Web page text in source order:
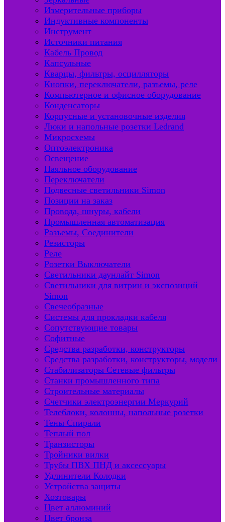
Измерительные приборы
Индуктивные компоненты
Инструмент
Источники питания
Кабель Провод
Капсульные
Кварцы, фильтры, осцилляторы
Кнопки, переключатели, разъемы, реле
Компьютерное и офисное оборудование
Конденсаторы
Корпусные и установочные изделия
Люки и напольные розетки Ledrand
Микросхемы
Оптоэлектроника
Освещение
Паяльное оборудование
Переключатели
Подвесные светильники Simon
Позиции на заказ
Провода, шнуры, кабели
Промышленная автоматизация
Разъемы, Соединители
Резисторы
Реле
Розетки Выключатели
Светильники даунлайт Simon
Светильники для витрин и экспозиций
Simon
Свечеобразные
Системы для прокладки кабеля
Сопутствующие товары
Софитные
Средства разработки, конструкторы
Средства разработки, конструкторы, модели
Стабилизаторы Сетевые фильтры
Станки промышленного типа
Строительные материалы
Счетчики электроэнергии Меркурий
Телеблоки, колонны, напольные розетки
Тены Спирали
Теплый пол
Транзисторы
Тройники вилки
Трубы ПВХ ПНД и аксессуары
Удлинители Колодки
Устройства защиты
Хозтовары
Цвет аллюминий
Цвет бронза